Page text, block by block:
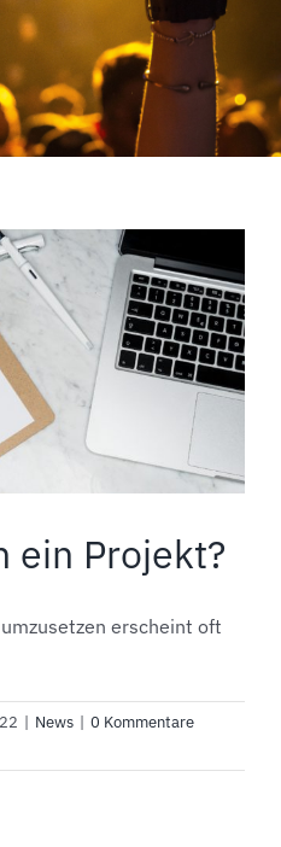
ein Projekt?
erscheint oft
| News | 0 Kommentare